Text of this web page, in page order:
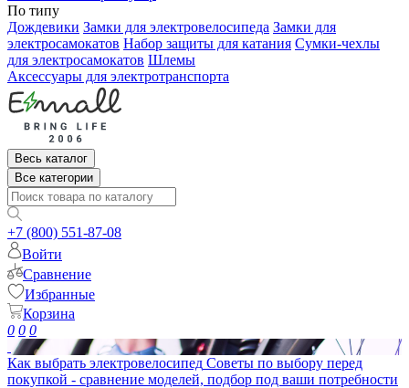
По типу
Дождевики Замки для электровелосипеда Замки для
электросамокатов Набор защиты для катания Сумки-чехлы
для электросамокатов Шлемы
Аксессуары для электротранспорта
Весь каталог
Все категории
+7 (800) 551-87-08
Войти
Сравнение
Избранные
Корзина
0 0 0
Как выбрать электровелосипед Советы по выбору перед
покупкой - сравнение моделей, подбор под ваши потребности